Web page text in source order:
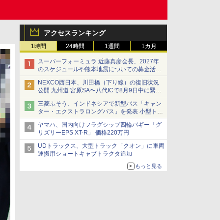
アクセスランキング
1時間 24時間 1週間 1カ月
スーパーフォーミュラ 近藤真彦会長、2027年
のスケジュールや熊本地震についての募金活動
を紹介
NEXCO西日本、川田橋（下り線）の復旧状況
公開 九州道 宮原SA〜八代ICで8月9日中に緊急
車両を通行可能に
三菱ふそう、インドネシアで新型バス「キャン
ター・エクストラロングバス」を発表 小型トラ
ックベースの観光・旅客輸送向けバス
ヤマハ、国内向けフラグシップ四輪バギー「グ
リズリーEPS XT-R」 価格220万円
UDトラックス、大型トラック「クオン」に車両
運搬用ショートキャブトラクタ追加
もっと見る